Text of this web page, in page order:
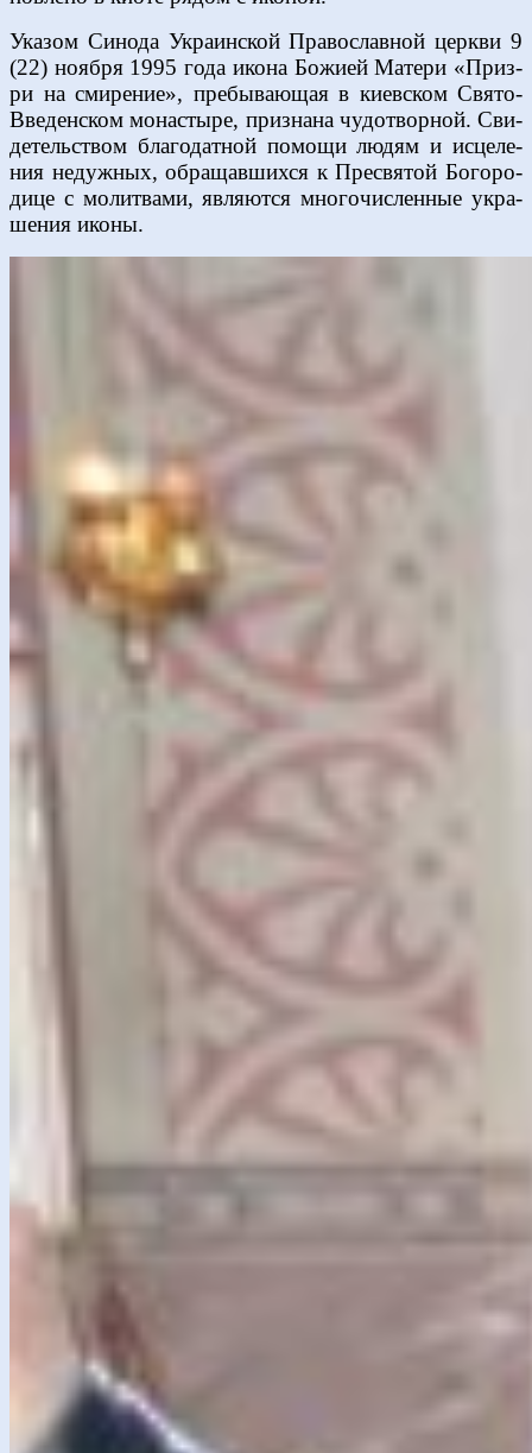
Ука­зом Си­но­да Укра­ин­ской Пра­во­слав­ной церк­ви 9
(22) но­яб­ря 1995 го­да ико­на Бо­жи­ей Ма­те­ри «При­з­
ри на сми­ре­ние», пре­бы­ва­ю­щая в ки­ев­ском Свя­то-
Вве­ден­ском мо­на­сты­ре, при­зна­на чу­до­твор­ной. Сви­
де­тель­ством бла­го­дат­ной по­мо­щи лю­дям и ис­це­ле­
ния недуж­ных, об­ра­щав­ших­ся к Пре­свя­той Бо­го­ро­
ди­це с мо­лит­ва­ми, яв­ля­ют­ся мно­го­чис­лен­ные укра­
ше­ния ико­ны.